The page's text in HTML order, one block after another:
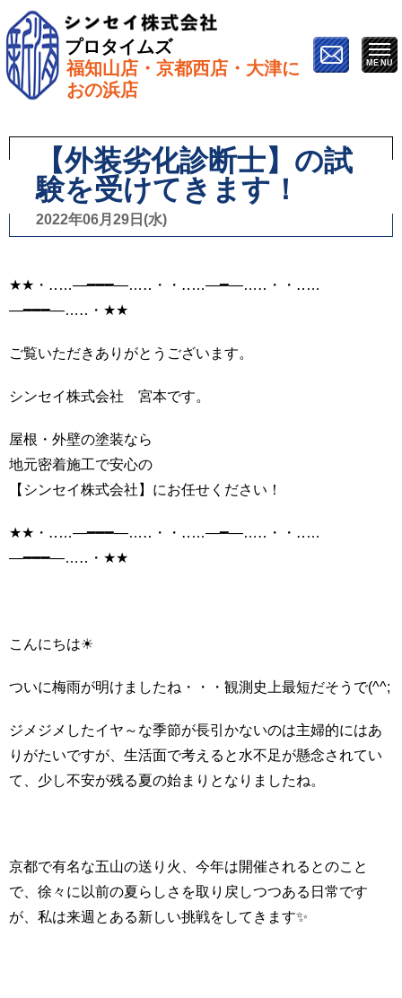
プロタイムズ
福知山店・京都西店・大津に
おの浜店
ホーム»スタッフブログ»【外装劣化診断士】の試験
を受けてきます！
【外装劣化診断士】の試
験を受けてきます！
2022年06月29日(水)
★★・‥…―━━━―…‥・・‥…―━―…‥・・‥…
―━━━―…‥・★★
ご覧いただきありがとうございます。
シンセイ株式会社 宮本です。
屋根・外壁の塗装なら
地元密着施工で安心の
【シンセイ株式会社】にお任せください！
★★・‥…―━━━―…‥・・‥…―━―…‥・・‥…
―━━━―…‥・★★
こんにちは☀
ついに梅雨が明けましたね・・・観測史上最短だそうで(^^;
ジメジメしたイヤ～な季節が長引かないのは主婦的にはあ
りがたいですが、生活面で考えると水不足が懸念されてい
て、少し不安が残る夏の始まりとなりましたね。
京都で有名な五山の送り火、今年は開催されるとのこと
で、徐々に以前の夏らしさを取り戻しつつある日常です
が、私は来週とある新しい挑戦をしてきます✨